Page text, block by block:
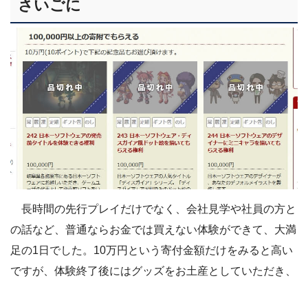
さいごに
長時間の先行プレイだけでなく、会社見学や社員の方と
の話など、普通ならお金では買えない体験ができて、大満
足の1日でした。10万円という寄付金額だけをみると高い
ですが、体験終了後にはグッズをお土産としていただき、